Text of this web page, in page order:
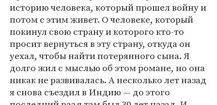
историю человека, который прошел войну и
потом с этим живет. О человеке, который
покинул свою страну и которого кто-то
просит вернуться в эту страну, откуда он
уехал, чтобы найти потерянного сына. Я
долго жил с мыслью об этом романе, но она
никак не развивалась. А несколько лет назад
я снова съездил в Индию — до этого